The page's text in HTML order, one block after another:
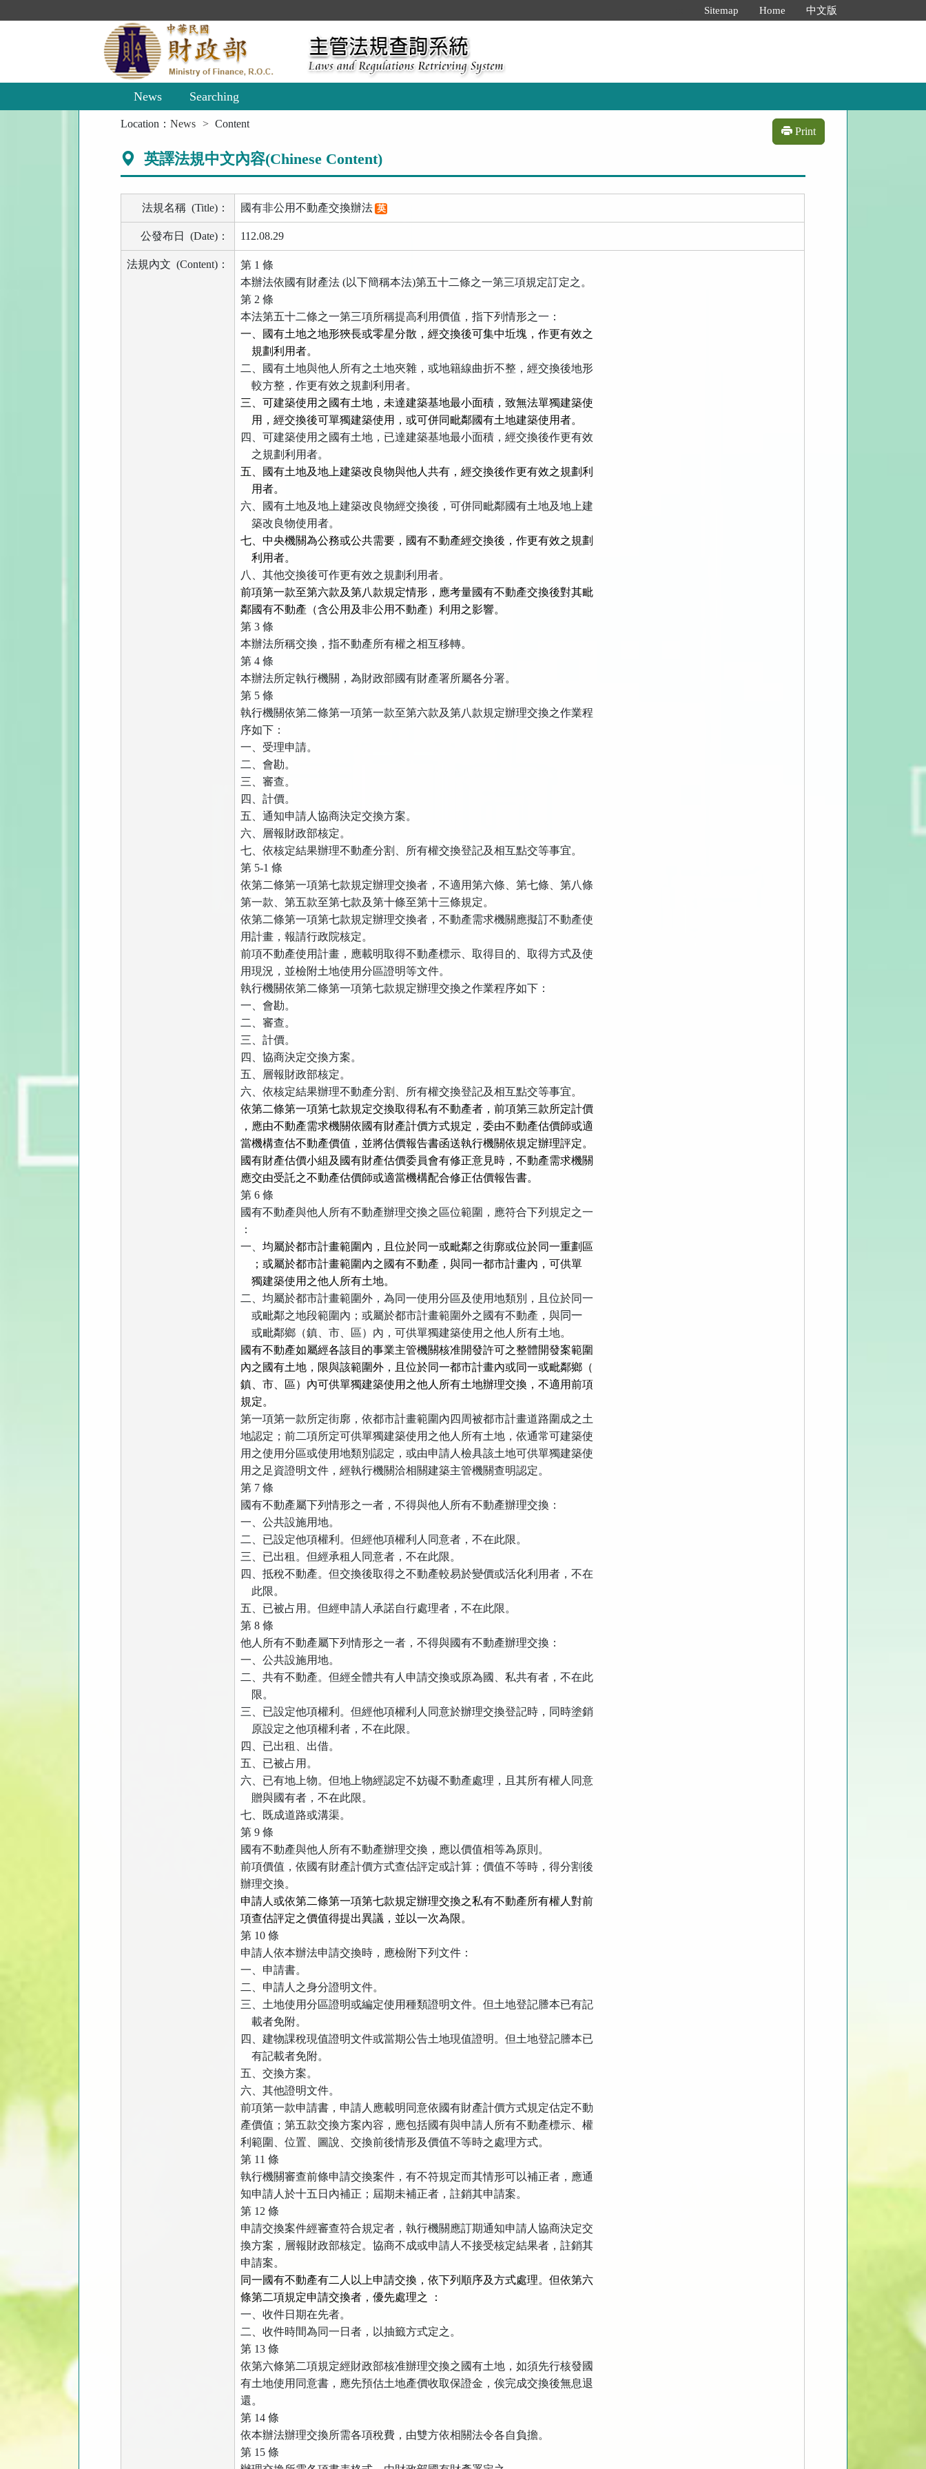
Content
Sitemap Home 中文版
News Searching
Location：News Content
Print
英譯法規中文內容(Chinese Content)
法規名稱 (Title) ： 國有非公用不動產交換辦法 英
公發布日 (Date) ： 112.08.29
法規內文 (Content) ： 第 1 條
本辦法依國有財產法 (以下簡稱本法)第五十二條之一第三項規定訂定之。
第 2 條
本法第五十二條之一第三項所稱提高利用價值，指下列情形之一：
一、國有土地之地形狹長或零星分散，經交換後可集中坵塊，作更有效之
規劃利用者。
二、國有土地與他人所有之土地夾雜，或地籍線曲折不整，經交換後地形
較方整，作更有效之規劃利用者。
三、可建築使用之國有土地，未達建築基地最小面積，致無法單獨建築使
用，經交換後可單獨建築使用，或可併同毗鄰國有土地建築使用者。
四、可建築使用之國有土地，已達建築基地最小面積，經交換後作更有效
之規劃利用者。
五、國有土地及地上建築改良物與他人共有，經交換後作更有效之規劃利
用者。
六、國有土地及地上建築改良物經交換後，可併同毗鄰國有土地及地上建
築改良物使用者。
七、中央機關為公務或公共需要，國有不動產經交換後，作更有效之規劃
利用者。
八、其他交換後可作更有效之規劃利用者。
前項第一款至第六款及第八款規定情形，應考量國有不動產交換後對其毗
鄰國有不動產（含公用及非公用不動產）利用之影響。
第 3 條
本辦法所稱交換，指不動產所有權之相互移轉。
第 4 條
本辦法所定執行機關，為財政部國有財產署所屬各分署。
第 5 條
執行機關依第二條第一項第一款至第六款及第八款規定辦理交換之作業程
序如下：
一、受理申請。
二、會勘。
三、審查。
四、計價。
五、通知申請人協商決定交換方案。
六、層報財政部核定。
七、依核定結果辦理不動產分割、所有權交換登記及相互點交等事宜。
第 5-1條
依第二條第一項第七款規定辦理交換者，不適用第六條、第七條、第八條
第一款、第五款至第七款及第十條至第十三條規定。
依第二條第一項第七款規定辦理交換者，不動產需求機關應擬訂不動產使
用計畫，報請行政院核定。
前項不動產使用計畫，應載明取得不動產標示、取得目的、取得方式及使
用現況，並檢附土地使用分區證明等文件。
執行機關依第二條第一項第七款規定辦理交換之作業程序如下：
一、會勘。
二、審查。
三、計價。
四、協商決定交換方案。
五、層報財政部核定。
六、依核定結果辦理不動產分割、所有權交換登記及相互點交等事宜。
依第二條第一項第七款規定交換取得私有不動產者，前項第三款所定計價
，應由不動產需求機關依國有財產計價方式規定，委由不動產估價師或適
當機構查估不動產價值，並將估價報告書函送執行機關依規定辦理評定。
國有財產估價小組及國有財產估價委員會有修正意見時，不動產需求機關
應交由受託之不動產估價師或適當機構配合修正估價報告書。
第6條
國有不動產與他人所有不動產辦理交換之區位範圍，應符合下列規定之一
：
一、均屬於都市計畫範圍內，且位於同一或毗鄰之街廓或位於同一重劃區
；或屬於都市計畫範圍內之國有不動產，與同一都市計畫內，可供單
獨建築使用之他人所有土地。
二、均屬於都市計畫範圍外，為同一使用分區及使用地類別，且位於同一
或毗鄰之地段範圍內；或屬於都市計畫範圍外之國有不動產，與同一
或毗鄰鄉（鎮、市、區）內，可供單獨建築使用之他人所有土地。
國有不動產如屬經各該目的事業主管機關核准開發許可之整體開發案範圍
內之國有土地，限與該範圍外，且位於同一都市計畫內或同一或毗鄰鄉（
鎮、市、區）內可供單獨建築使用之他人所有土地辦理交換，不適用前項
規定。
第一項第一款所定街廓，依都市計畫範圍內四周被都市計畫道路圍成之土
地認定；前二項所定可供單獨建築使用之他人所有土地，依通常可建築使
用之使用分區或使用地類別認定，或由申請人檢具該土地可供單獨建築使
用之足資證明文件，經執行機關洽相關建築主管機關查明認定。
第 7條
國有不動產屬下列情形之一者，不得與他人所有不動產辦理交換：
一、公共設施用地。
二、已設定他項權利。但經他項權利人同意者，不在此限。
三、已出租。但經承租人同意者，不在此限。
四、抵稅不動產。但交換後取得之不動產較易於變價或活化利用者，不在
此限。
五、已被占用。但經申請人承諾自行處理者，不在此限。
第8條
他人所有不動產屬下列情形之一者，不得與國有不動產辦理交換：
一、公共設施用地。
二、共有不動產。但經全體共有人申請交換或原為國、私共有者，不在此
限。
三、已設定他項權利。但經他項權利人同意於辦理交換登記時，同時塗銷
原設定之他項權利者，不在此限。
四、已出租、出借。
五、已被占用。
六、已有地上物。但地上物經認定不妨礙不動產處理，且其所有權人同意
贈與國有者，不在此限。
七、既成道路或溝渠。
第9條
國有不動產與他人所有不動產辦理交換，應以價值相等為原則。
前項價值，依國有財產計價方式查估評定或計算；價值不等時，得分割後
辦理交換。
申請人或依第二條第一項第七款規定辦理交換之私有不動產所有權人對前
項查估評定之價值得提出異議，並以一次為限。
第 10條
申請人依本辦法申請交換時，應檢附下列文件：
一、申請書。
二、申請人之身分證明文件。
三、土地使用分區證明或編定使用種類證明文件。但土地登記謄本已有記
載者免附。
四、建物課稅現值證明文件或當期公告土地現值證明。但土地登記謄本已
有記載者免附。
五、交換方案。
六、其他證明文件。
前項第一款申請書，申請人應載明同意依國有財產計價方式規定估定不動
產價值；第五款交換方案內容，應包括國有與申請人所有不動產標示、權
利範圍、位置、圖說、交換前後情形及價值不等時之處理方式。
第 11條
執行機關審查前條申請交換案件，有不符規定而其情形可以補正者，應通
知申請人於十五日內補正；屆期未補正者，註銷其申請案。
第 12條
申請交換案件經審查符合規定者，執行機關應訂期通知申請人協商決定交
換方案，層報財政部核定。協商不成或申請人不接受核定結果者，註銷其
申請案。
同一國有不動產有二人以上申請交換，依下列順序及方式處理。但依第六
條第二項規定申請交換者，優先處理之
：
一、收件日期在先者。
二、收件時間為同一日者，以抽籤方式定之。
第 13條
依第六條第二項規定經財政部核准辦理交換之國有土地，如須先行核發國
有土地使用同意書，應先預估土地產價收取保證金，俟完成交換後無息退
還。
第 14條
依本辦法辦理交換所需各項稅費，由雙方依相關法令各自負擔。
第 15條